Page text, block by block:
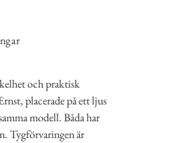
och praktisk
placerade på ett ljus
modell. Båda har
Tygförvaringen är